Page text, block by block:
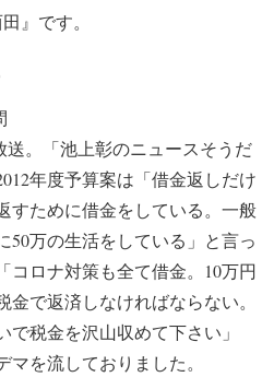
』です。
送。「池上彰のニュースそうだ
年度予算案は「借金返しだけ
すために借金をしている。一般
50万の生活をしている」と言っ
コロナ対策も全て借金。10万円
で返済しなければならない。
税金を沢山収めて下さい」
を流しておりました。